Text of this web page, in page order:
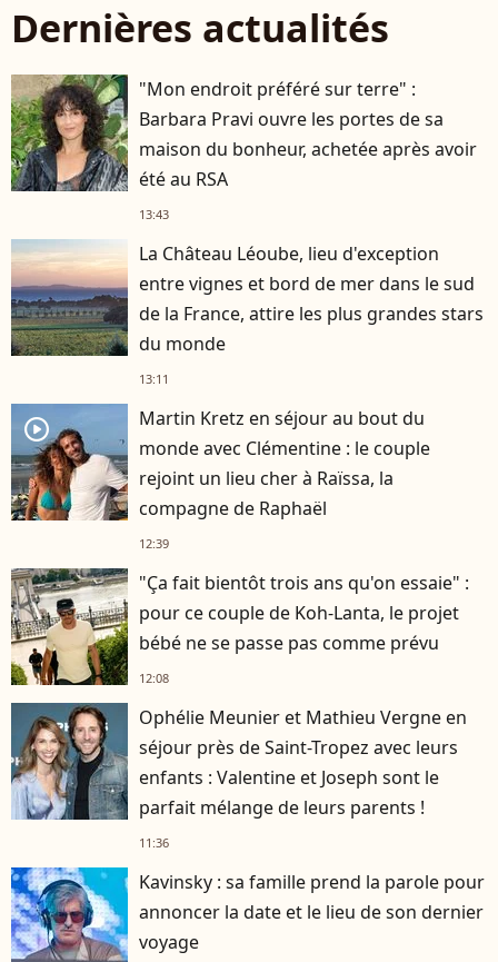
Dernières actualités
"Mon endroit préféré sur terre" :
Barbara Pravi ouvre les portes de sa
maison du bonheur, achetée après avoir
été au RSA
13:43
La Château Léoube, lieu d'exception
entre vignes et bord de mer dans le sud
de la France, attire les plus grandes stars
du monde
13:11
player2
Martin Kretz en séjour au bout du
monde avec Clémentine : le couple
rejoint un lieu cher à Raïssa, la
compagne de Raphaël
12:39
"Ça fait bientôt trois ans qu'on essaie" :
pour ce couple de Koh-Lanta, le projet
bébé ne se passe pas comme prévu
12:08
Ophélie Meunier et Mathieu Vergne en
séjour près de Saint-Tropez avec leurs
enfants : Valentine et Joseph sont le
parfait mélange de leurs parents !
11:36
Kavinsky : sa famille prend la parole pour
annoncer la date et le lieu de son dernier
voyage